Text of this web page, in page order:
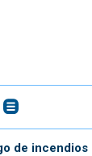
de incendios